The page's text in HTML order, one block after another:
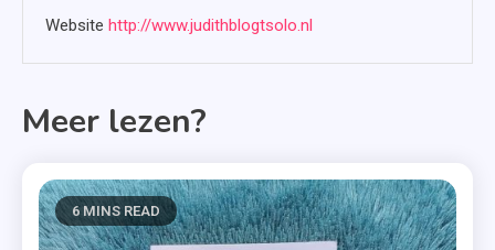
Website http://www.judithblogtsolo.nl
Meer lezen?
6 MINS READ